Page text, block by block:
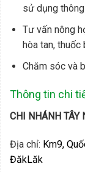
sử dụng
Tư vấn nông
hòa tan,
Chăm sóc và
Thông tin chi
CHI NHÁNH TÂY
Địa chỉ: Km9,
ĐăkLăk